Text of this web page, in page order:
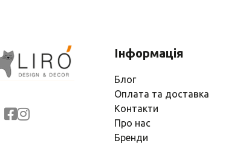
Інформація
Блог
Оплата та доставка
Контакти
Про нас
Бренди